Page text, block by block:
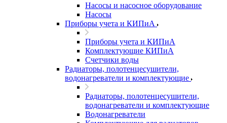
Насосы и насосное оборудование
Насосы
Приборы учета и КИПиА
Приборы учета и КИПиА
Комплектующие КИПиА
Счетчики воды
Радиаторы, полотенцесушители,
водонагреватели и комплектующие
Радиаторы, полотенцесушители,
водонагреватели и комплектующие
Водонагреватели